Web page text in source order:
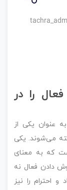
را در
عنوان یکی از
می‌شوند. یکی
که به معنای
دادن فعال نه
احترام را نیز